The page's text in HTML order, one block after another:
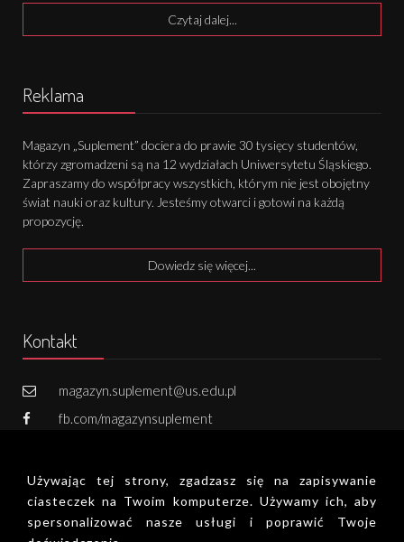
Czytaj dalej...
Reklama
Magazyn „Suplement” dociera do prawie 30 tysięcy studentów,
którzy zgromadzeni są na 12 wydziałach Uniwersytetu Śląskiego.
Zapraszamy do współpracy wszystkich, którym nie jest obojętny
świat nauki oraz kultury. Jesteśmy otwarci i gotowi na każdą
propozycję.
Dowiedz się więcej...
Kontakt
magazyn.suplement@us.edu.pl
fb.com/magazynsuplement
Zapisz się do newslettera!
Używając tej strony, zgadzasz się na zapisywanie
ciasteczek na Twoim komputerze. Używamy ich, aby
spersonalizować nasze usługi i poprawić Twoje